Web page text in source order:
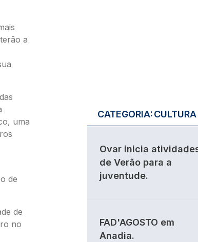
a
uma
de
de
no
CATEGORIA:CULTURA
Ovar inicia
de Verão para a
juventude.
FAD'AGOSTO em
Anadia.